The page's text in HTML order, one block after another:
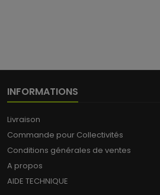
INFORMATIONS
Livraison
Commande pour Collectivités
Conditions générales de ventes
A propos
AIDE TECHNIQUE